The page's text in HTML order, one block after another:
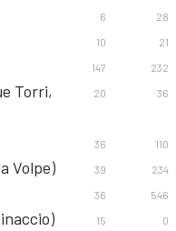
6 28
10 21
147 232
Torri,
20 36
36 110
Volpe) 39 234
36 546
15 0